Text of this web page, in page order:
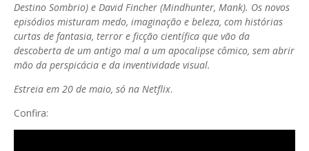
Destino Sombrio) e David Fincher (Mindhunter, Mank). Os novos
episódios misturam medo, imaginação e beleza, com histórias
curtas de fantasia, terror e ficção científica que vão da
descoberta de um antigo mal a um apocalipse cômico, sem abrir
mão da perspicácia e da inventividade visual.
Estreia em 20 de maio, só na Netflix.
Confira: